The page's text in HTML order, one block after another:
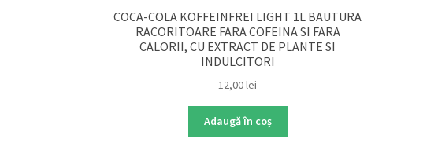
COCA-COLA KOFFEINFREI LIGHT 1L BAUTURA
RACORITOARE FARA COFEINA SI FARA
CALORII, CU EXTRACT DE PLANTE SI
INDULCITORI
12,00lei
Adaugă în coș